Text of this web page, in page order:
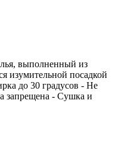
выполненный из
изумительной посадкой
до 30 градусов - Не
запрещена - Сушка и